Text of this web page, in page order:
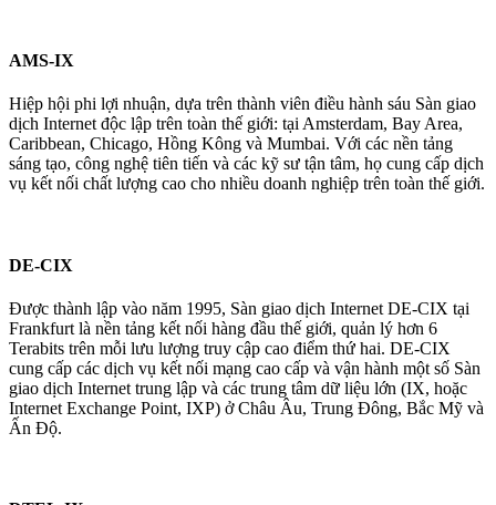
AMS-IX
Hiệp hội phi lợi nhuận, dựa trên thành viên điều hành sáu Sàn giao
dịch Internet độc lập trên toàn thế giới: tại Amsterdam, Bay Area,
Caribbean, Chicago, Hồng Kông và Mumbai. Với các nền tảng
sáng tạo, công nghệ tiên tiến và các kỹ sư tận tâm, họ cung cấp dịch
vụ kết nối chất lượng cao cho nhiều doanh nghiệp trên toàn thế giới.
DE-CIX
Được thành lập vào năm 1995, Sàn giao dịch Internet DE-CIX tại
Frankfurt là nền tảng kết nối hàng đầu thế giới, quản lý hơn 6
Terabits trên mỗi lưu lượng truy cập cao điểm thứ hai. DE-CIX
cung cấp các dịch vụ kết nối mạng cao cấp và vận hành một số Sàn
giao dịch Internet trung lập và các trung tâm dữ liệu lớn (IX, hoặc
Internet Exchange Point, IXP) ở Châu Âu, Trung Đông, Bắc Mỹ và
Ấn Độ.